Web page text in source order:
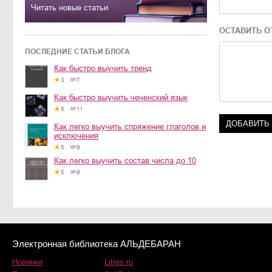
Читать новые статьи
ПОСЛЕДНИЕ СТАТЬИ БЛОГА
Как быстро выучить тренд
3 7
Как быстро выучить чеченский язык
5 11
Как легко выучить спряжение глаголов и
исключения
5 9
Как легко выучить состав числа до 10
5 9
ОСТАВИТЬ
Электронная библиотека АЛЬДЕБАРАН
Новинки
Litres.ru